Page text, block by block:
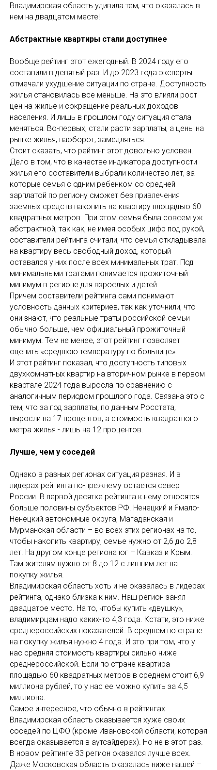
Владимирская область удивила тем, что оказалась в
нем на двадцатом месте!
Абстрактные квартиры стали доступнее
Вообще рейтинг этот ежегодный. В 2024 году его
составили в девятый раз. И до 2023 года эксперты
отмечали ухудшение ситуации по стране. Доступность
жилья становилась все меньше. На это влияли рост
цен на жилье и сокращение реальных доходов
населения. И лишь в прошлом году ситуация стала
меняться. Во-первых, стали расти зарплаты, а цены на
рынке жилья, наоборот, замедляться.
Стоит сказать, что рейтинг этот довольно условен.
Дело в том, что в качестве индикатора доступности
жилья его составители выбрали количество лет, за
которые семья с одним ребенком со средней
зарплатой по региону сможет без привлечения
заемных средств накопить на квартиру площадью 60
квадратных метров. При этом семья была совсем уж
абстрактной, так как, не имея особых цифр под рукой,
составители рейтинга считали, что семья откладывала
на квартиру весь свободный доход, который
оставался у них после всех минимальных трат. Под
минимальными тратами понимается прожиточный
минимум в регионе для взрослых и детей.
Причем составители рейтинга сами понимают
условность данных критериев, так как уточнили, что
они знают, что реальные траты российской семьи
обычно больше, чем официальный прожиточный
минимум. Тем не менее, этот рейтинг позволяет
оценить «среднюю температуру по больнице».
И этот рейтинг показал, что доступность типовых
двухкомнатных квартир на вторичном рынке в первом
квартале 2024 года выросла по сравнению с
аналогичным периодом прошлого года. Связана это с
тем, что за год зарплаты, по данным Росстата,
выросли на 17 процентов, а стоимость квадратного
метра жилья - лишь на 12 процентов.
Лучше, чем у соседей
Однако в разных регионах ситуация разная. И в
лидерах рейтинга по-прежнему остается север
России. В первой десятке рейтинга к нему относятся
больше половины субъектов РФ. Ненецкий и Ямало-
Ненецкий автономные округа, Магаданская и
Мурманская области – во всех этих регионах на то,
чтобы накопить квартиру, семье нужно от 2,6 до 2,8
лет. На другом конце региона юг – Кавказ и Крым.
Там жителям нужно от 8 до 12 с лишним лет на
покупку жилья.
Владимирская область хоть и не оказалась в лидерах
рейтинга, однако близка к ним. Наш регион занял
двадцатое место. На то, чтобы купить «двушку»,
владимирцам надо каких-то 4,3 года. Кстати, это ниже
среднероссийских показателей. В среднем по стране
на покупку жилья нужно 4 года. И это при том, что у
нас средняя стоимость квартиры сильно ниже
среднероссийской. Если по стране квартира
площадью 60 квадратных метров в среднем стоит 6,9
миллиона рублей, то у нас ее можно купить за 4,5
миллиона.
Самое интересное, что обычно в рейтингах
Владимирская область оказывается хуже своих
соседей по ЦФО (кроме Ивановской области, которая
всегда оказывается в аутсайдерах). Но не в этот раз.
В новом рейтинге 33 регион оказался лучше всех.
Даже Московская область оказалась ниже нашей –